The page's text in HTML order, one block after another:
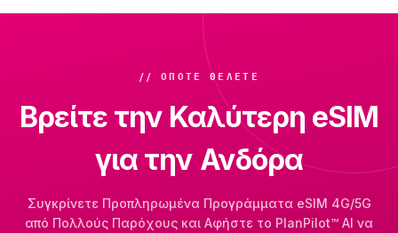
// ΌΠΟΤΕ ΘΈΛΕΤΕ
Βρείτε την Καλύτερη eSIM
για την Ανδόρα
Συγκρίνετε Προπληρωμένα Προγράμματα eSIM 4G/5G
από Πολλούς Παρόχους και Αφήστε το PlanPilot™ AI να